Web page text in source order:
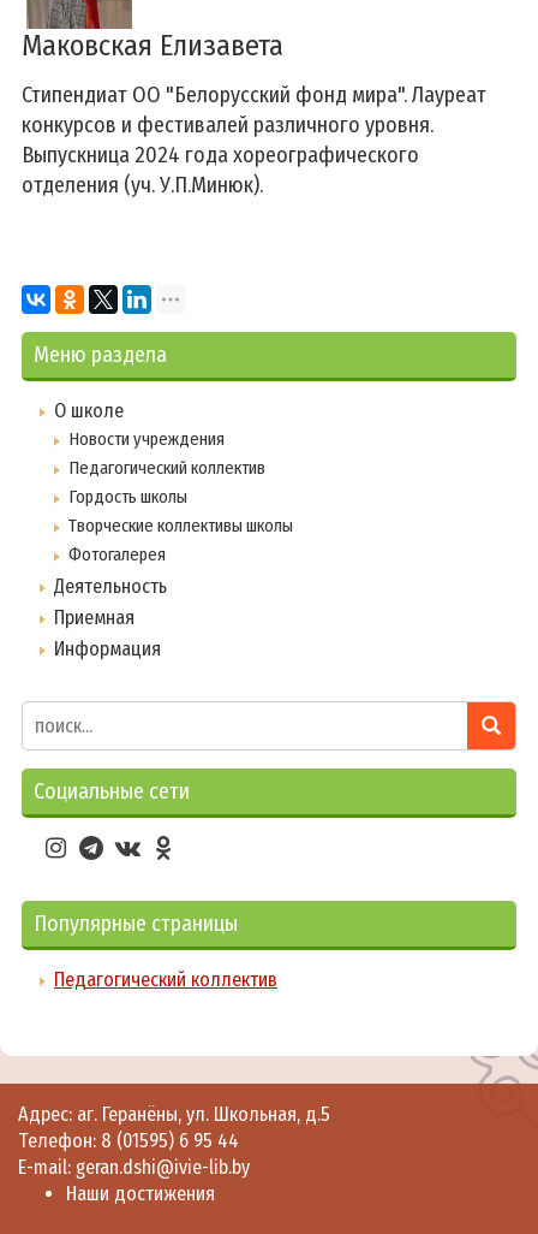
Маковская Елизавета
Стипендиат ОО "Белорусский фонд мира". Лауреат
конкурсов и фестивалей различного уровня.
Выпускница 2024 года хореографического
отделения (уч. У.П.Минюк).
Меню раздела
О школе
Новости учреждения
Педагогический коллектив
Гордость школы
Творческие коллективы школы
Фотогалерея
Деятельность
Приемная
Информация
Социальные сети
Популярные страницы
Педагогический коллектив
Адрес: аг. Геранёны, ул. Школьная, д.5
Телефон: 8 (01595) 6 95 44
E-mail: geran.dshi@ivie-lib.by
Наши достижения